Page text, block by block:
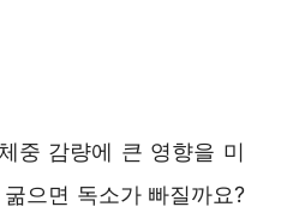
중 감량에 큰 영향을 미
으면 독소가 빠질까요?